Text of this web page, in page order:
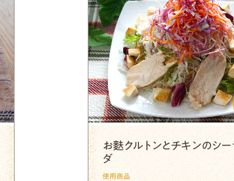
お麩クルトンとチキンのシ
ダ
使用商品